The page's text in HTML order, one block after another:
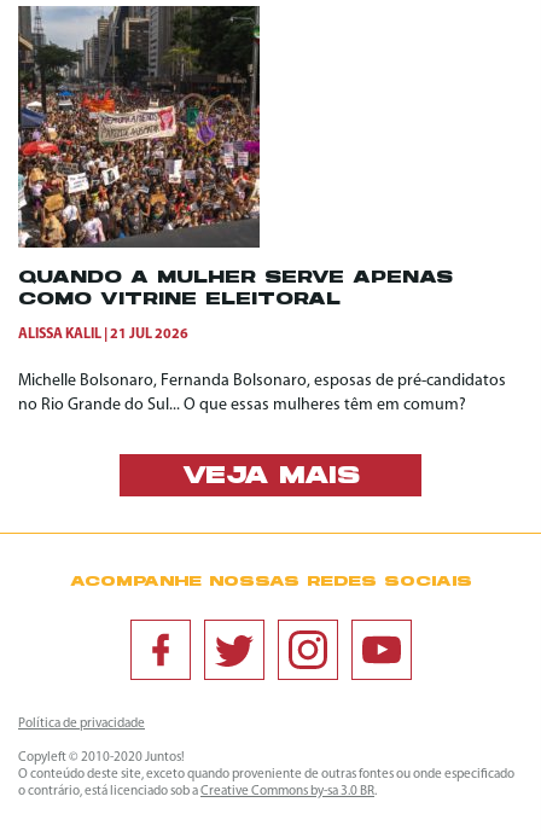
QUANDO A MULHER SERVE APENAS
COMO VITRINE ELEITORAL
ALISSA KALIL 21 JUL 2026
Michelle Bolsonaro, Fernanda Bolsonaro, esposas de pré-candidatos
no Rio Grande do Sul... O que essas mulheres têm em comum?
VEJA MAIS
ACOMPANHE NOSSAS REDES SOCIAIS
Política de privacidade
Copyleft © 2010-2020 Juntos!
O conteúdo deste site, exceto quando proveniente de outras fontes ou onde especificado
o contrário, está licenciado sob aCreative Commons by-sa 3.0 BR.